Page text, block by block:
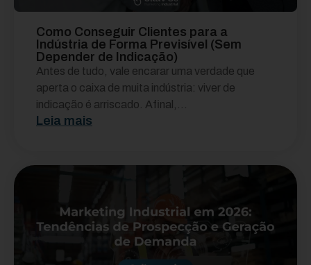
Como Conseguir Clientes para a
Indústria de Forma Previsível (Sem
Depender de Indicação)
Antes de tudo, vale encarar uma verdade que
aperta o caixa de muita indústria: viver de
indicação é arriscado. Afinal,...
Leia mais